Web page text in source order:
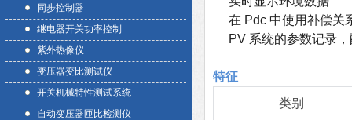
同步控制器
继电器开关功率控制
紫外热像仪
变压器变比测试仪
开关机械特性测试系统
自动变压器匝比检测仪
在 Pdc 中使用补偿关
PV 系统的参数记录
特征
类别